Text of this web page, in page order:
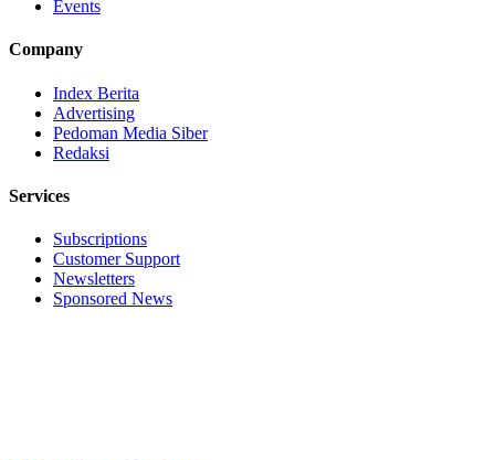
Events
Company
Index Berita
Advertising
Pedoman Media Siber
Redaksi
Services
Subscriptions
Customer Support
Newsletters
Sponsored News